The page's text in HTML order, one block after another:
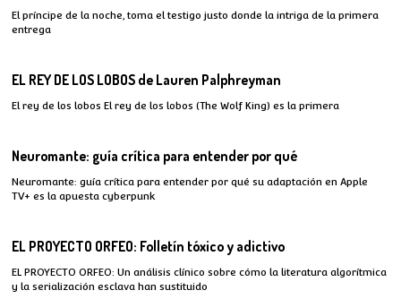
El príncipe de la noche, toma el testigo justo donde la intriga de la primera
entrega
EL REY DE LOS LOBOS de Lauren Palphreyman
El rey de los lobos El rey de los lobos (The Wolf King) es la primera
Neuromante: guía crítica para entender por qué
Neuromante: guía crítica para entender por qué su adaptación en Apple
TV+ es la apuesta cyberpunk
EL PROYECTO ORFEO: Folletín tóxico y adictivo
EL PROYECTO ORFEO: Un análisis clínico sobre cómo la literatura algorítmica
y la serialización esclava han sustituido